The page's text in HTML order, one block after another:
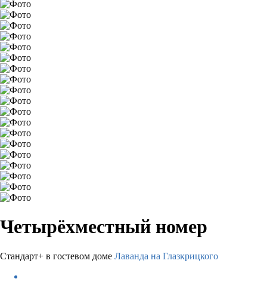
Четырёхместный номер
Стандарт+ в гостевом доме Лаванда на Глазкрицкого